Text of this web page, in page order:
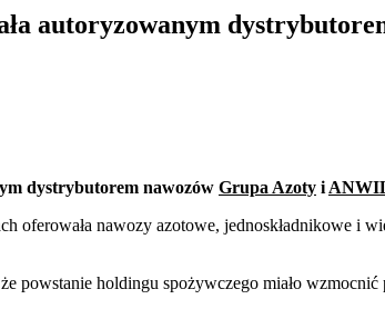
autoryzowanym
dystrybutorem nawozów Grupa Azoty i
oferowała nawozy azotowe, jednoskładnikowe i
powstanie holdingu spożywczego miało